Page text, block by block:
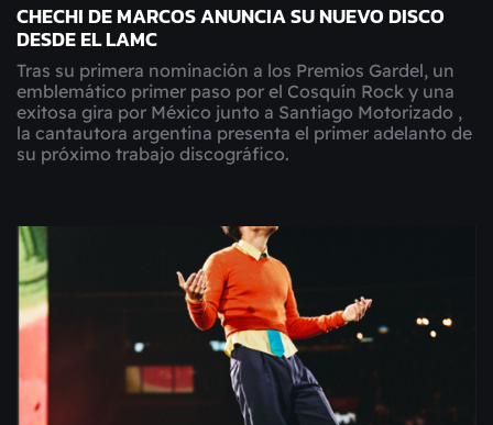
CHECHI DE MARCOS ANUNCIA SU NUEVO DISCO
DESDE EL LAMC
Tras su primera nominación a los Premios Gardel, un
emblemático primer paso por el Cosquín Rock y una
exitosa gira por México junto a Santiago Motorizado ,
la cantautora argentina presenta el primer adelanto de
su próximo trabajo discográfico.